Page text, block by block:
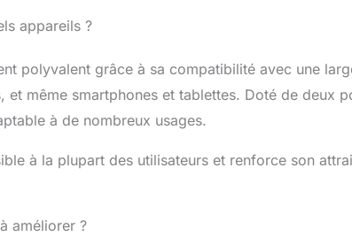
appareils ?
polyvalent grâce à sa compatibilité avec une
même smartphones et tablettes. Doté de deux
à de nombreux usages.
à la plupart des utilisateurs et renforce son
améliorer ?